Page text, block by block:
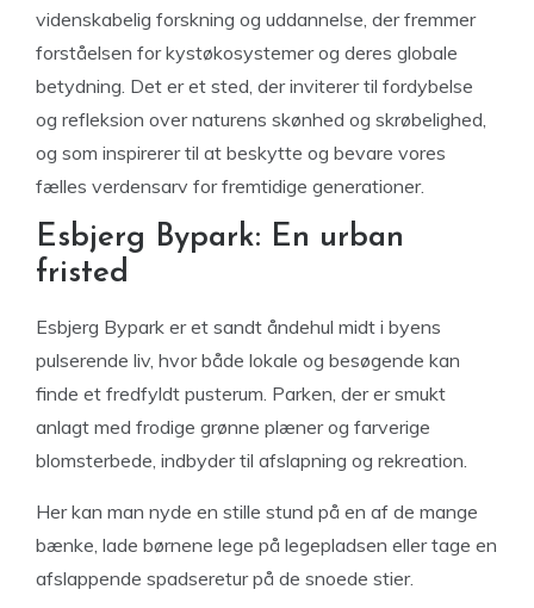
videnskabelig forskning og uddannelse, der fremmer
forståelsen for kystøkosystemer og deres globale
betydning. Det er et sted, der inviterer til fordybelse
og refleksion over naturens skønhed og skrøbelighed,
og som inspirerer til at beskytte og bevare vores
fælles verdensarv for fremtidige generationer.
Esbjerg Bypark: En urban
fristed
Esbjerg Bypark er et sandt åndehul midt i byens
pulserende liv, hvor både lokale og besøgende kan
finde et fredfyldt pusterum. Parken, der er smukt
anlagt med frodige grønne plæner og farverige
blomsterbede, indbyder til afslapning og rekreation.
Her kan man nyde en stille stund på en af de mange
bænke, lade børnene lege på legepladsen eller tage en
afslappende spadseretur på de snoede stier.